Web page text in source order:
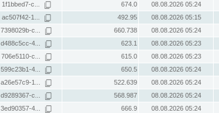
1f1bbed7-c... 674.0
08.08.2026 05:24
ac507f42-1... 492.95
08.08.2026 05:15
7398029b-c... 660.738
08.08.2026 05:24
d488c5cc-4... 623.1
08.08.2026 05:23
706e5110-c... 615.0
08.08.2026 05:23
599c23b1-4... 650.5
08.08.2026 05:24
a26e57c9-1... 522.639
08.08.2026 05:24
d9289367-c... 568.987
08.08.2026 05:24
3ed90357-4... 666.9
08.08.2026 05:24